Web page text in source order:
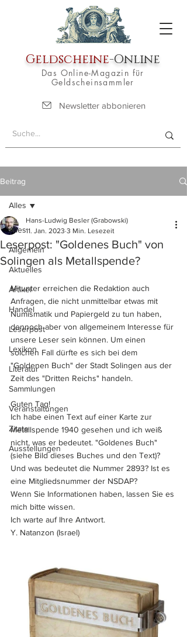
Geldscheine-Online
Das Online-Magazin für
Geldscheinsammler
Newsletter abbonieren
Beitrag
Alles
Allgemein
Aktuelles
Artikel
Handel
Leserpost
Lexikon
Literatur
Sammlungen
Veranstaltungen
Zitate
Ausstellungen
Alles
Leserpost: "Goldenes Buch" von
Solingen als Metallspende?
Hans-Ludwig Besler (Grabowski)
11. Jan. 2023 3 Min. Lesezeit
Mitunter erreichen die Redaktion auch
Anfragen, die nicht unmittelbar etwas mit
Numismatik und Papiergeld zu tun haben,
dennoch aber von allgemeinem Interesse für
unsere Leser sein können. Um einen
solchen Fall dürfte es sich bei dem
"Goldenen Buch" der Stadt Solingen aus der
Zeit des "Dritten Reichs" handeln.
Guten Tag!
Ich habe einen Text auf einer Karte zur
Metallspende 1940 gesehen und ich weiß
nicht, was er bedeutet. "Goldenes Buch"
(siehe Bild dieses Buches und den Text)?
Und was bedeutet die Nummer 2893? Ist es
eine Mitgliedsnummer der NSDAP?
Wenn Sie Informationen haben, lassen Sie es
mich bitte wissen.
Ich warte auf Ihre Antwort.
Y. Natanzon (Israel)